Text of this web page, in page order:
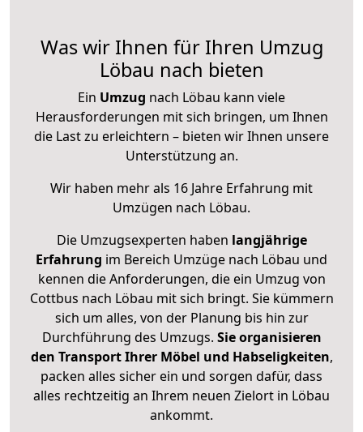
Was wir Ihnen für Ihren Umzug
Löbau nach bieten
Ein Umzug nach Löbau kann viele
Herausforderungen mit sich bringen, um Ihnen
die Last zu erleichtern – bieten wir Ihnen unsere
Unterstützung an.
Wir haben mehr als 16 Jahre Erfahrung mit
Umzügen nach Löbau.
Die Umzugsexperten haben langjährige
Erfahrung im Bereich Umzüge nach Löbau und
kennen die Anforderungen, die ein Umzug von
Cottbus nach Löbau mit sich bringt. Sie kümmern
sich um alles, von der Planung bis hin zur
Durchführung des Umzugs. Sie organisieren
den Transport Ihrer Möbel und Habseligkeiten,
packen alles sicher ein und sorgen dafür, dass
alles rechtzeitig an Ihrem neuen Zielort in Löbau
ankommt.